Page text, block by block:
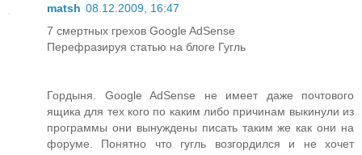
matsh 08.12.2009, 16:47
7 смертных грехов Google AdSense
Перефразируя статью на блоге Гугль
Гордыня. Google AdSense не имеет даже почтового
ящика для тех кого по каким либо причинам выкинули из
программы они вынуждены писать таким же как они на
форуме. Понятно что гугль возгордился и не хочет